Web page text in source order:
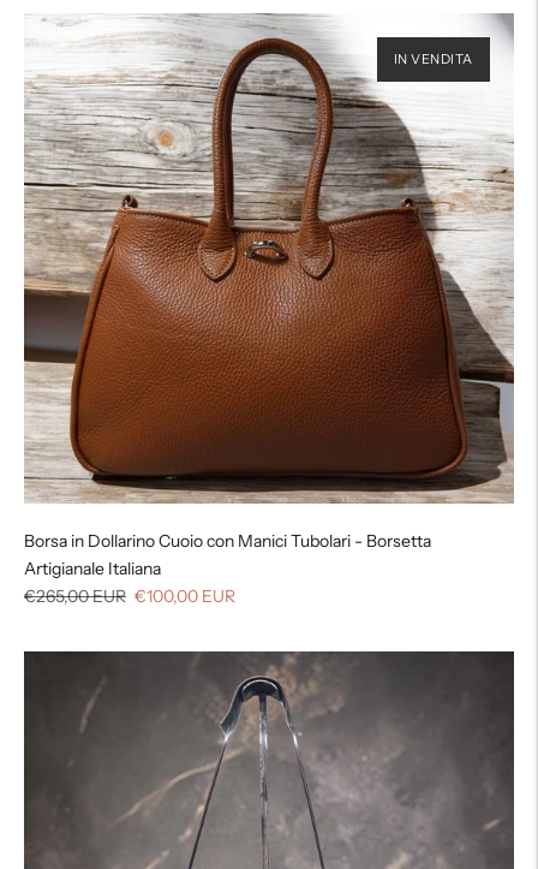
listino
IN VENDITA
Borsa in Dollarino Cuoio con Manici Tubolari - Borsetta
Artigianale Italiana
Prezzo
listino
€265,00 EUR Prezzo
vendita
€100,00 EUR